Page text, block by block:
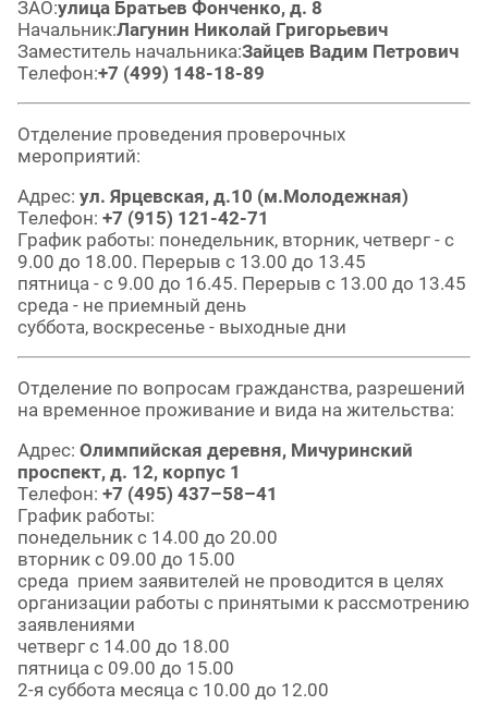
ЗАО:улица Братьев Фонченко, д. 8
Начальник:Лагунин Николай Григорьевич
Заместитель начальника:Зайцев Вадим Петрович
Телефон:+7 (499) 148-18-89
Отделение проведения проверочных
мероприятий:
Адрес: ул. Ярцевская, д.10 (м.Молодежная)
Телефон: +7 (915) 121-42-71
График работы: понедельник, вторник, четверг - с
9.00 до 18.00. Перерыв с 13.00 до 13.45
пятница - с 9.00 до 16.45. Перерыв с 13.00 до 13.45
среда - не приемный день
суббота, воскресенье - выходные дни
Отделение по вопросам гражданства, разрешений
на временное проживание и вида на жительства:
Адрес: Олимпийская деревня, Мичуринский
проспект, д. 12, корпус 1
Телефон: +7 (495) 437–58–41
График работы:
понедельник с 14.00 до 20.00
вторник с 09.00 до 15.00
среда прием заявителей не проводится в целях
организации работы с принятыми к рассмотрению
заявлениями
четверг с 14.00 до 18.00
пятница с 09.00 до 15.00
2-я суббота месяца с 10.00 до 12.00